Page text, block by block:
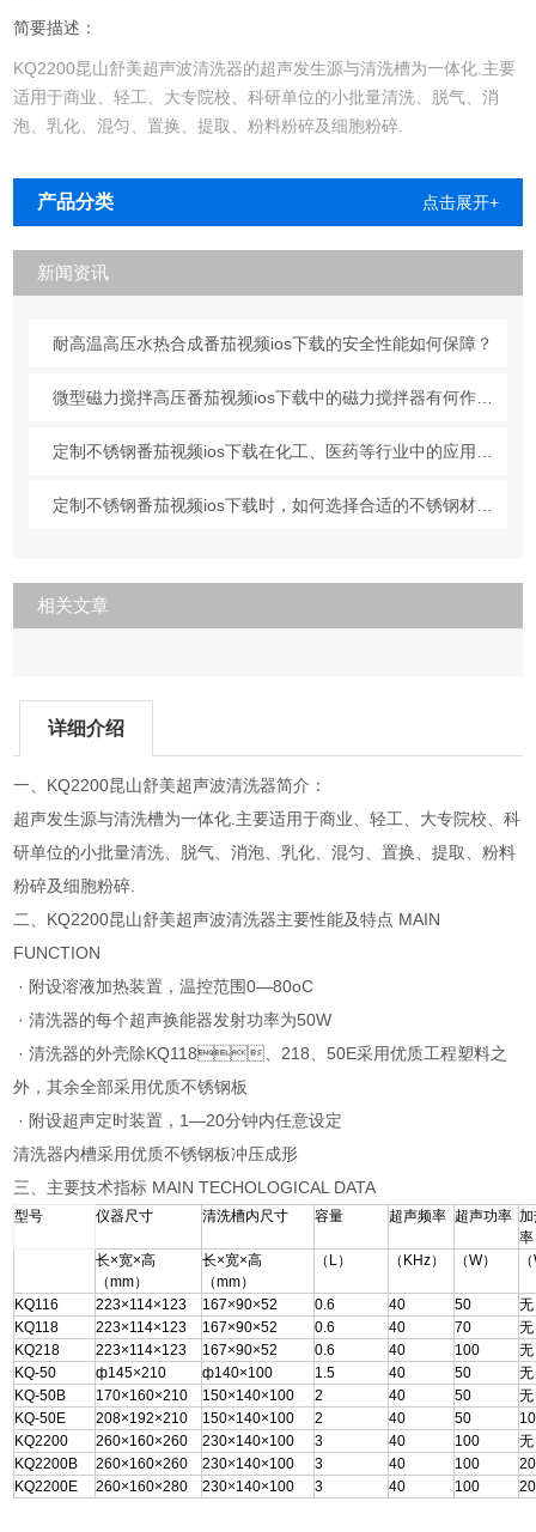
简要描述：
KQ2200昆山舒美超声波清洗器的超声发生源与清洗槽为一体化.主要
适用于商业、轻工、大专院校、科研单位的小批量清洗、脱气、消
泡、乳化、混匀、置换、提取、粉料粉碎及细胞粉碎.
产品分类 点击展开+
新闻资讯
耐高温高压水热合成番茄视频ios下载的安全性能如何保障？
微型磁力搅拌高压番茄视频ios下载中的磁力搅拌器有何作用？
定制不锈钢番茄视频ios下载在化工、医药等行业中的应用分析
定制不锈钢番茄视频ios下载时，如何选择合适的不锈钢材质？
相关文章
详细介绍
一、KQ2200昆山舒美超声波清洗器简介：
超声发生源与清洗槽为一体化.主要适用于商业、轻工、大专院校、科
研单位的小批量清洗、脱气、消泡、乳化、混匀、置换、提取、粉料
粉碎及细胞粉碎.
二、KQ2200昆山舒美超声波清洗器主要性能及特点 MAIN
FUNCTION
· 附设溶液加热装置，温控范围0—80oC
· 清洗器的每个超声换能器发射功率为50W
· 清洗器的外壳除KQ118、218、50E采用优质工程塑料之
外，其余全部采用优质不锈钢板
· 附设超声定时装置，1—20分钟内任意设定
清洗器内槽采用优质不锈钢板冲压成形
三、主要技术指标 MAIN TECHOLOGICAL DATA
型号 仪器尺寸 清洗槽内尺寸 容量 超声频率 超声功率
率
长×宽×高
（mm）
长×宽×高
（mm）
（L） （KHz） （W）
KQ116 223×114×123 167×90×52 0.6 40 50
无
KQ118
223×114×123 167×90×52 0.6 40 70
无
KQ218
223×114×123 167×90×52 0.6 40 100
无
KQ-50
ф145×210 ф140×100 1.5 40 50
无
KQ-50B
170×160×210 150×140×100 2 40 50
无
KQ-50E
208×192×210 150×140×100 2 40 50
KQ2200
260×160×260 230×140×100 3 40 100
无
KQ2200B
260×160×260 230×140×100 3 40 100
KQ2200E
260×160×280 230×140×100 3 40 100